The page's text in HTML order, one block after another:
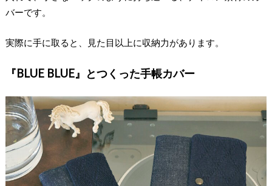
バーです。
実際に手に取ると、見た目以上に収納力があります。
『BLUE BLUE』とつくった手帳カバー